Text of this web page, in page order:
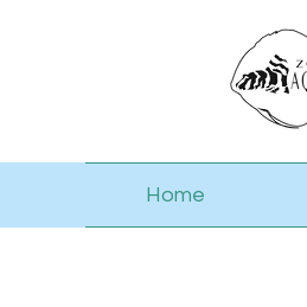
Home